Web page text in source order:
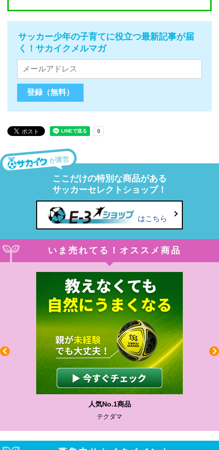
サッカー少年の子育てに役立つ最新記事が届
く！サカイクメルマガ
が運営
ここだけの特別な商品がある
サッカーセレクトショップ！
はこちら
いま売れてる！オススメ商品
人気No.1商品
テクダマ